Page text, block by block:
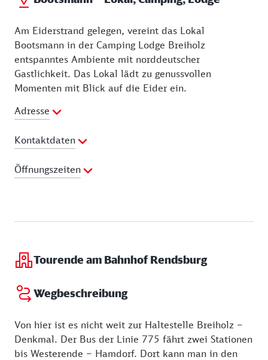
Am Eiderstrand gelegen, vereint das Lokal
Bootsmann in der Camping Lodge Breiholz
entspanntes Ambiente mit norddeutscher
Gastlichkeit. Das Lokal lädt zu genussvollen
Momenten mit Blick auf die Eider ein.
Adresse
Kontaktdaten
Telefon:04332 9964200
E-Mail Adresse:
Öffnungszeiten
Freitag:17:30 - 20:00 Uhr
Tourende am Bahnhof Rendsburg
Wegbeschreibung
Von hier ist es nicht weit zur Haltestelle Breiholz –
Denkmal. Der Bus der Linie 775 fährt zwei Stationen
bis Westerende – Hamdorf. Dort kann man in den